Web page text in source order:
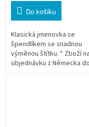
Do košíku
Klasická jmenovka se
špendlíkem se snadnou
výměnou štítku. * Zboží na
objednávku z Německa